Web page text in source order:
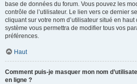
base de données du forum. Vous pouvez les
contrôle de l’utilisateur. Le lien vers ce dernier
cliquant sur votre nom d’utilisateur situé en
système vous permettra de modifier tous vos
préférences.
Haut
Comment puis-je masquer mon nom
en ligne ?